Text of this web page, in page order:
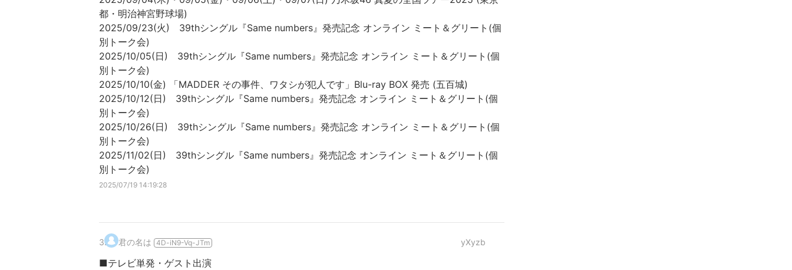
都・明治神宮野球場)
2025/09/23(火) 39thシングル『Same numbers』発売記念 オンライン ミート＆グリート(個
別トーク会)
2025/10/05(日) 39thシングル『Same numbers』発売記念 オンライン ミート＆グリート(個
別トーク会)
2025/10/10(金) 「MADDER その事件、ワタシが犯人です」Blu-ray BOX 発売 (五百城)
2025/10/12(日) 39thシングル『Same numbers』発売記念 オンライン ミート＆グリート(個
別トーク会)
2025/10/26(日) 39thシングル『Same numbers』発売記念 オンライン ミート＆グリート(個
別トーク会)
2025/11/02(日) 39thシングル『Same numbers』発売記念 オンライン ミート＆グリート(個
別トーク会)
2025/07/19 14:19:28
3. 君の名は 4D-iN9-Vq-JTm yXyzb
■テレビ単発・ゲスト出演